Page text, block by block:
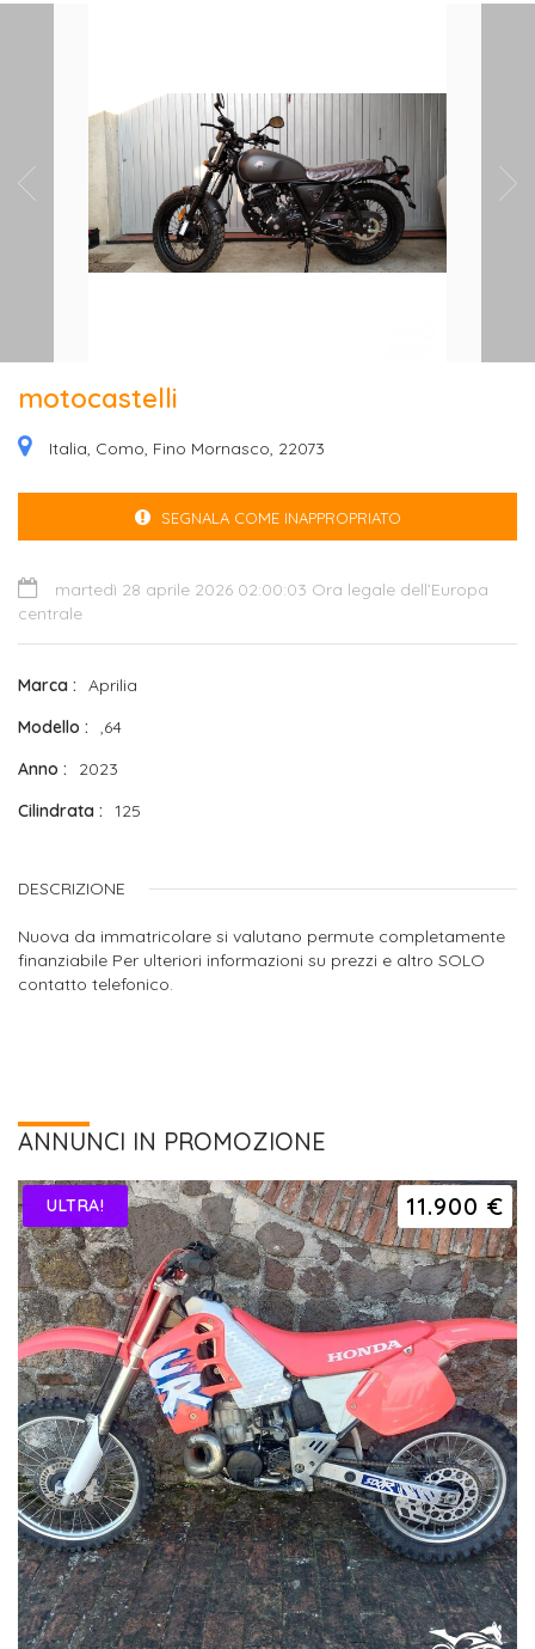
motocastelli
Italia, Como, Fino Mornasco, 22073
SEGNALA COME INAPPROPRIATO
martedì 28 aprile 2026 02:00:03 Ora legale dell’Europa
centrale
Marca
Aprilia
Modello
,64
Anno
2023
Cilindrata
125
DESCRIZIONE
Nuova da immatricolare si valutano permute completamente
finanziabile Per ulteriori informazioni su prezzi e altro SOLO
contatto telefonico.
ANNUNCI IN PROMOZIONE
11.900 €
ULTRA!